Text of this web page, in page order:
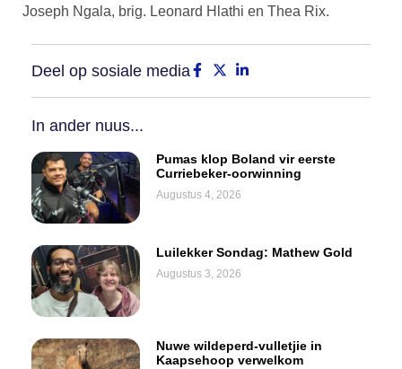
Joseph Ngala, brig. Leonard Hlathi en Thea Rix.
Deel op sosiale media
In ander nuus...
Pumas klop Boland vir eerste
Curriebeker-oorwinning
Augustus 4, 2026
Luilekker Sondag: Mathew Gold
Augustus 3, 2026
Nuwe wildeperd-vulletjie in
Kaapsehoop verwelkom